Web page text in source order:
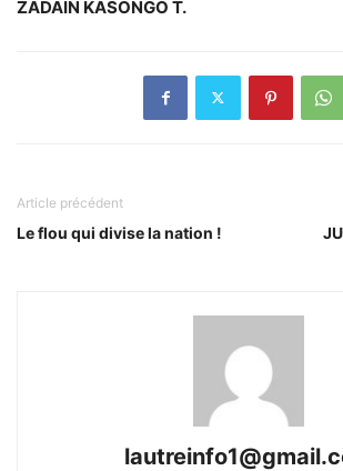
ZADAIN KASONGO T.
Article précédent
Le flou qui divise la nation !